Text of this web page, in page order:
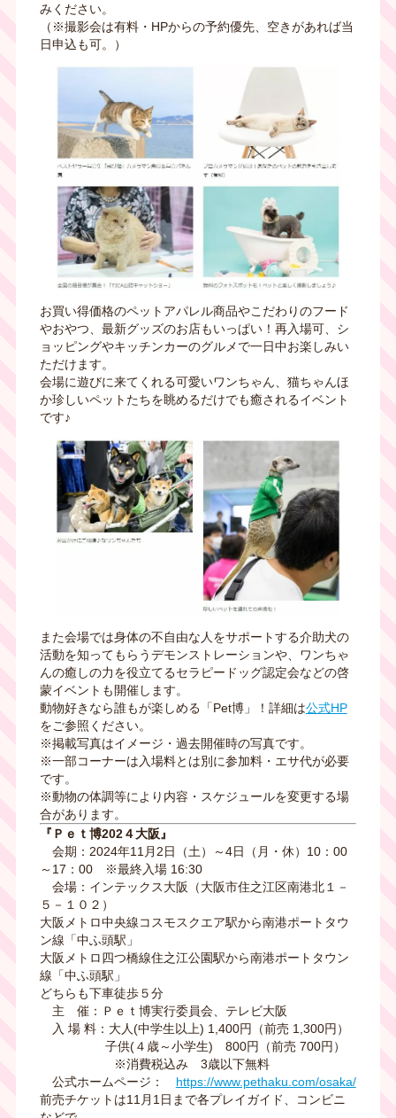
みください。
（※撮影会は有料・HPからの予約優先、空きがあれば当
日申込も可。）
お買い得価格のペットアパレル商品やこだわりのフード
やおやつ、最新グッズのお店もいっぱい！再入場可、シ
ョッピングやキッチンカーのグルメで一日中お楽しみい
ただけます。
会場に遊びに来てくれる可愛いワンちゃん、猫ちゃんほ
か珍しいペットたちを眺めるだけでも癒されるイベント
です♪
また会場では身体の不自由な人をサポートする介助犬の
活動を知ってもらうデモンストレーションや、ワンちゃ
んの癒しの力を役立てるセラピードッグ認定会などの啓
蒙イベントも開催します。
動物好きなら誰もが楽しめる「Pet博」！詳細は公式HP
をご参照ください。
※掲載写真はイメージ・過去開催時の写真です。
※一部コーナーは入場料とは別に参加料・エサ代が必要
です。
※動物の体調等により内容・スケジュールを変更する場
合があります。
『Ｐｅｔ博202４大阪』
会期：2024年11月2日（土）～4日（月・休）10：00
～17：00 ※最終入場 16:30
会場：インテックス大阪（大阪市住之江区南港北１－
５－１０２）
大阪メトロ中央線コスモスクエア駅から南港ポートタウ
ン線「中ふ頭駅」
大阪メトロ四つ橋線住之江公園駅から南港ポートタウン
線「中ふ頭駅」
どちらも下車徒歩５分
主 催：Ｐｅｔ博実行委員会、テレビ大阪
入 場 料：大人(中学生以上) 1,400円（前売 1,300円）
子供(４歳～小学生) 800円（前売 700円）
※消費税込み 3歳以下無料
公式ホームページ： https://www.pethaku.com/osaka/
前売チケットは11月1日まで各プレイガイド、コンビニ